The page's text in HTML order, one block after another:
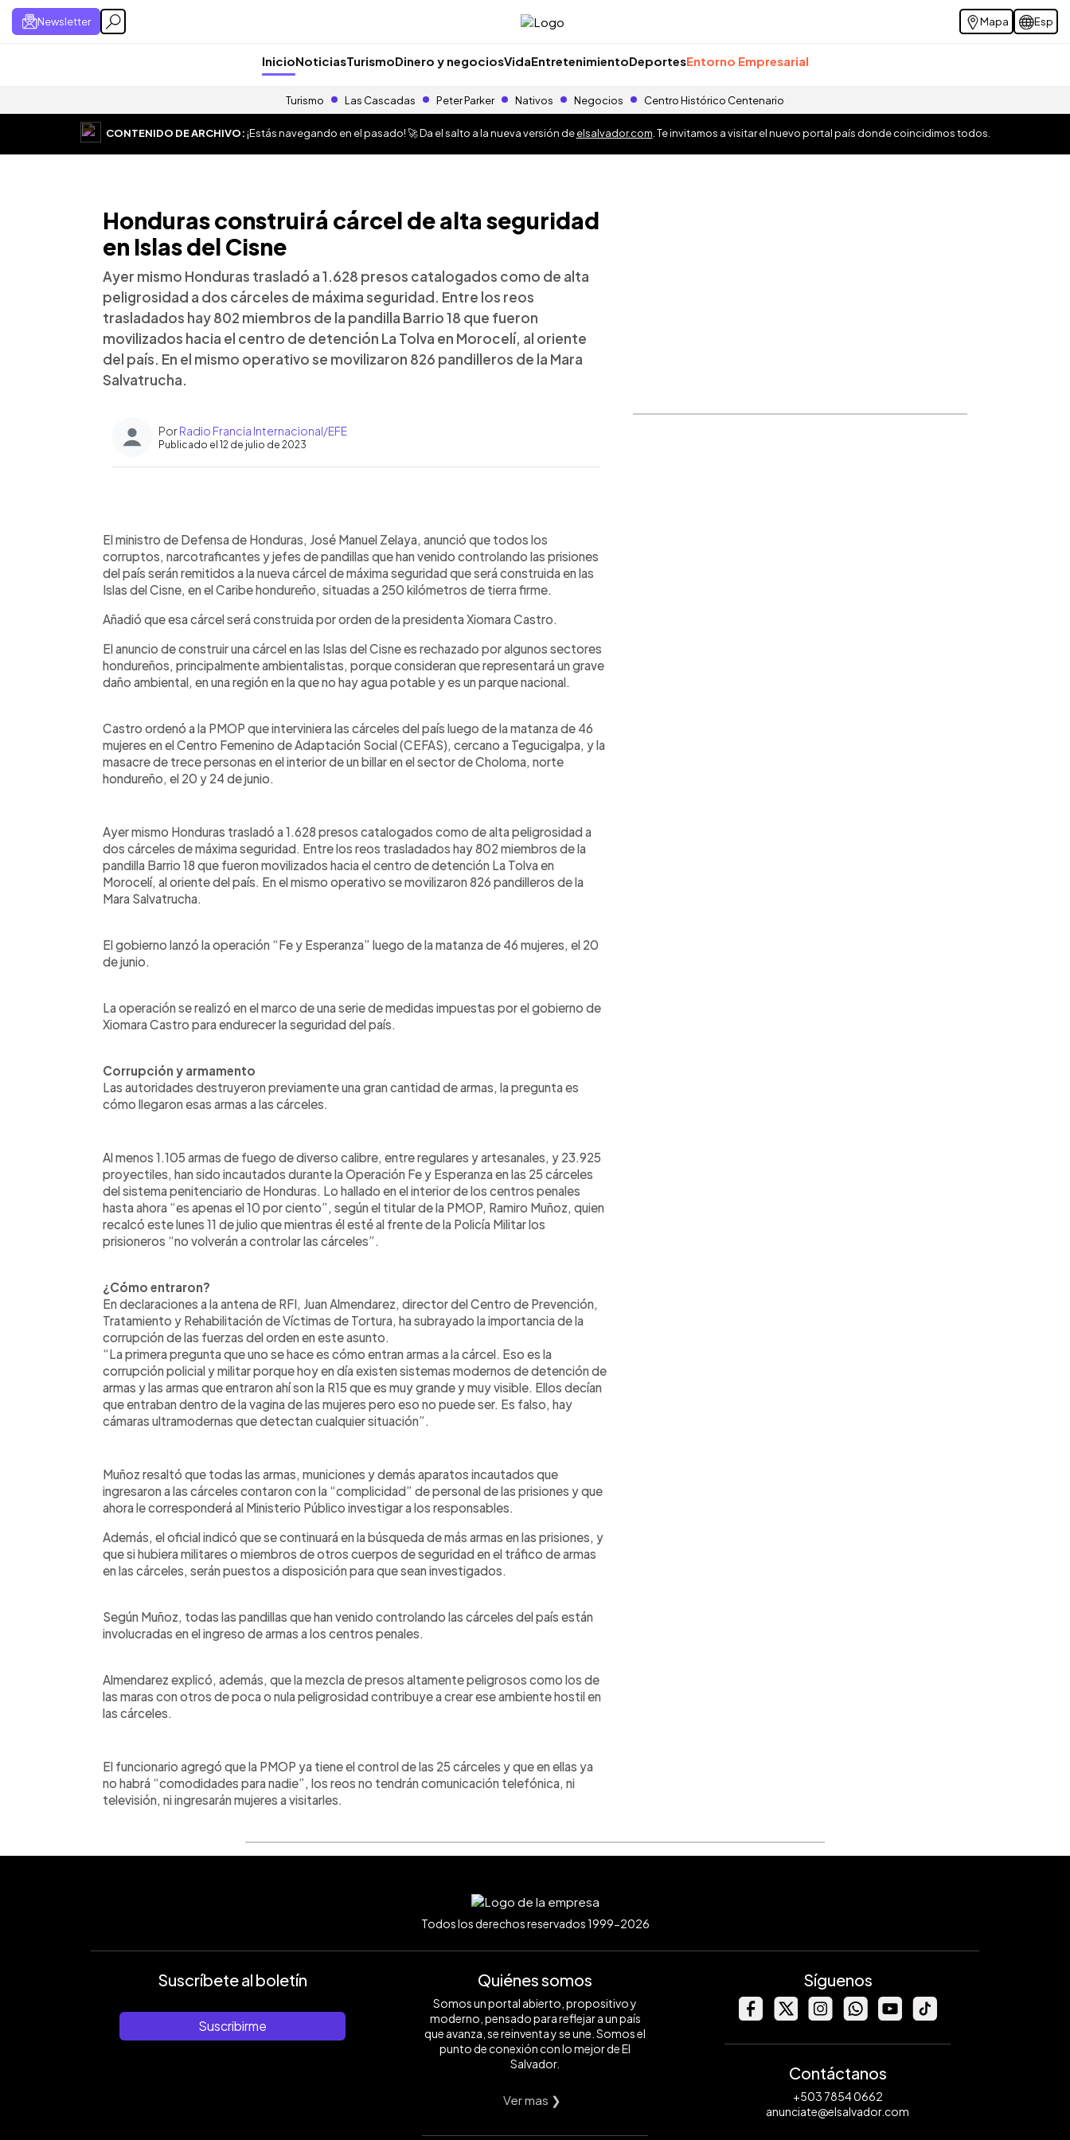
Newsletter Mapa Esp
InicioNoticiasTurismoDinero y negociosVidaEntretenimientoDeportesEntorno Empresarial
Turismo Las Cascadas Peter Parker Nativos Negocios Centro Histórico Centenario
CONTENIDO DE ARCHIVO:¡Estás navegando en el pasado! 🚀 Da el salto a la nueva versión deelsalvador.com . Te invitamos a visitar el nuevo portal país donde coincidimos todos.
Honduras construirá cárcel de alta seguridad
en Islas del Cisne
Ayer mismo Honduras trasladó a 1.628 presos catalogados como de alta
peligrosidad a dos cárceles de máxima seguridad. Entre los reos
trasladados hay 802 miembros de la pandilla Barrio 18 que fueron
movilizados hacia el centro de detención La Tolva en Morocelí, al oriente
del país. En el mismo operativo se movilizaron 826 pandilleros de la Mara
Salvatrucha.
PorRadio Francia Internacional/EFE
Publicado el 12 de julio de 2023
Escuchar artículo
El ministro de Defensa de Honduras, José Manuel Zelaya, anunció que todos los
corruptos, narcotraficantes y jefes de pandillas que han venido controlando las prisiones
del país serán remitidos a la nueva cárcel de máxima seguridad que será construida en las
Islas del Cisne, en el Caribe hondureño, situadas a 250 kilómetros de tierra firme.
Añadió que esa cárcel será construida por orden de la presidenta Xiomara Castro.
El anuncio de construir una cárcel en las Islas del Cisne es rechazado por algunos sectores
hondureños, principalmente ambientalistas, porque consideran que representará un grave
daño ambiental, en una región en la que no hay agua potable y es un parque nacional.
Castro ordenó a la PMOP que interviniera las cárceles del país luego de la matanza de 46
mujeres en el Centro Femenino de Adaptación Social (CEFAS), cercano a Tegucigalpa, y la
masacre de trece personas en el interior de un billar en el sector de Choloma, norte
hondureño, el 20 y 24 de junio.
Ayer mismo Honduras trasladó a 1.628 presos catalogados como de alta peligrosidad a
dos cárceles de máxima seguridad. Entre los reos trasladados hay 802 miembros de la
pandilla Barrio 18 que fueron movilizados hacia el centro de detención La Tolva en
Morocelí, al oriente del país. En el mismo operativo se movilizaron 826 pandilleros de la
Mara Salvatrucha.
El gobierno lanzó la operación “Fe y Esperanza” luego de la matanza de 46 mujeres, el 20
de junio.
La operación se realizó en el marco de una serie de medidas impuestas por el gobierno de
Xiomara Castro para endurecer la seguridad del país.
Corrupción y armamento
Las autoridades destruyeron previamente una gran cantidad de armas, la pregunta es
cómo llegaron esas armas a las cárceles.
Al menos 1.105 armas de fuego de diverso calibre, entre regulares y artesanales, y 23.925
proyectiles, han sido incautados durante la Operación Fe y Esperanza en las 25 cárceles
del sistema penitenciario de Honduras. Lo hallado en el interior de los centros penales
hasta ahora “es apenas el 10 por ciento”, según el titular de la PMOP, Ramiro Muñoz, quien
recalcó este lunes 11 de julio que mientras él esté al frente de la Policía Militar los
prisioneros “no volverán a controlar las cárceles”.
¿Cómo entraron?
En declaraciones a la antena de RFI, Juan Almendarez, director del Centro de Prevención,
Tratamiento y Rehabilitación de Víctimas de Tortura, ha subrayado la importancia de la
corrupción de las fuerzas del orden en este asunto.
“La primera pregunta que uno se hace es cómo entran armas a la cárcel. Eso es la
corrupción policial y militar porque hoy en día existen sistemas modernos de detención de
armas y las armas que entraron ahí son la R15 que es muy grande y muy visible. Ellos decían
que entraban dentro de la vagina de las mujeres pero eso no puede ser. Es falso, hay
cámaras ultramodernas que detectan cualquier situación”.
Muñoz resaltó que todas las armas, municiones y demás aparatos incautados que
ingresaron a las cárceles contaron con la “complicidad” de personal de las prisiones y que
ahora le corresponderá al Ministerio Público investigar a los responsables.
Además, el oficial indicó que se continuará en la búsqueda de más armas en las prisiones, y
que si hubiera militares o miembros de otros cuerpos de seguridad en el tráfico de armas
en las cárceles, serán puestos a disposición para que sean investigados.
Según Muñoz, todas las pandillas que han venido controlando las cárceles del país están
involucradas en el ingreso de armas a los centros penales.
Almendarez explicó, además, que la mezcla de presos altamente peligrosos como los de
las maras con otros de poca o nula peligrosidad contribuye a crear ese ambiente hostil en
las cárceles.
El funcionario agregó que la PMOP ya tiene el control de las 25 cárceles y que en ellas ya
no habrá “comodidades para nadie”, los reos no tendrán comunicación telefónica, ni
televisión, ni ingresarán mujeres a visitarles.
Todos los derechos reservados 1999-2026
Suscríbete al boletín
Suscribirme
Quiénes somos
Somos un portal abierto, propositivo y
moderno, pensado para reflejar a un país
que avanza, se reinventa y se une. Somos el
punto de conexión con lo mejor de El
Salvador.
Ver mas ❯
Síguenos
Contáctanos
+503 7854 0662
anunciate@elsalvador.com